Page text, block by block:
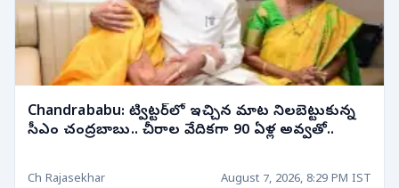
Chandrababu: ట్విట్టర్‌లో ఇచ్చిన మాట నిలబెట్టుకున్న
సీఎం చంద్రబాబు.. చీరాల వేదికగా 90 ఏళ్ల అవ్వతో..
Ch Rajasekhar August 7, 2026, 8:29 PM IST